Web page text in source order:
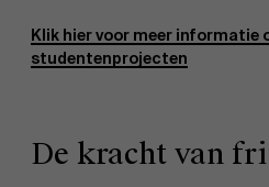
Klik hier voor meer informatie
studentenprojecten
De kracht van